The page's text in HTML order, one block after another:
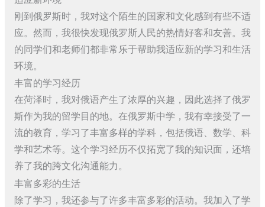
刚到俄罗斯时，我对这个陌生的国家和文化感到有些不适
应。然而，我很快发现俄罗斯人民的热情好客和友善。我
的同学们和老师们都非常乐于帮助我适应新的学习和生活
环境。
丰富的学习经历
在菏泽时，我对俄语产生了浓厚的兴趣，因此选择了俄罗
斯作为我的留学目的地。在俄罗斯中学，我有幸接受了一
流的教育，学习了丰富多样的学科，包括俄语、数学、科
学和艺术等。这个学习经历不仅拓宽了我的知识面，还培
养了我的跨文化沟通能力。
丰富多彩的生活
除了学习，我还参与了许多丰富多彩的活动。我加入了学